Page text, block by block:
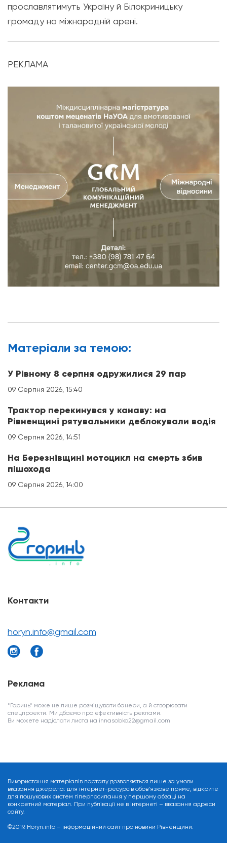
прославлятимуть Україну й Білокриницьку
громаду на міжнародній арені.
РЕКЛАМА
Матерiали за темою:
У Рівному 8 серпня одружилися 29 пар
09 Серпня 2026, 15:40
Трактор перекинувся у канаву: на
Рівненщині рятувальники деблокували водія
09 Серпня 2026, 14:51
На Березнівщині мотоцикл на смерть збив
пішохода
09 Серпня 2026, 14:00
Контакти
horyn.info@gmail.com
Реклама
*Горинь* може не лише розміщувати банери, а й створювати
спецпроекти. Ми дбаємо про ефективність реклами.
Ви можете надіслати листа на innasobko22@gmail.com
Використання матеріалів порталу дозволяється лише за умови
вказання джерела: для інтернет-ресурсів обов’язкове пряме, відкрите
для пошукових систем гіперпосилання у першому абзаці на
конкретний матеріал. При публікації не в Інтернеті – вказання адреси
сайту.
©2019. Horyn.info – інформаційний сайт про новини Рівненщини.